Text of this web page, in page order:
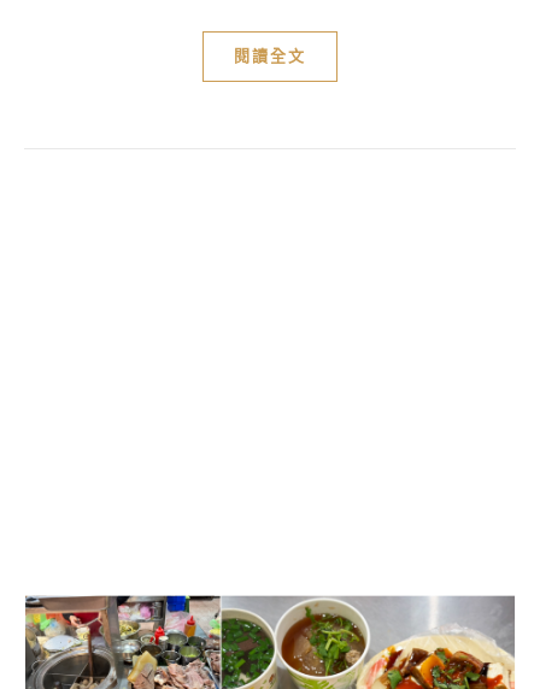
閱讀全文